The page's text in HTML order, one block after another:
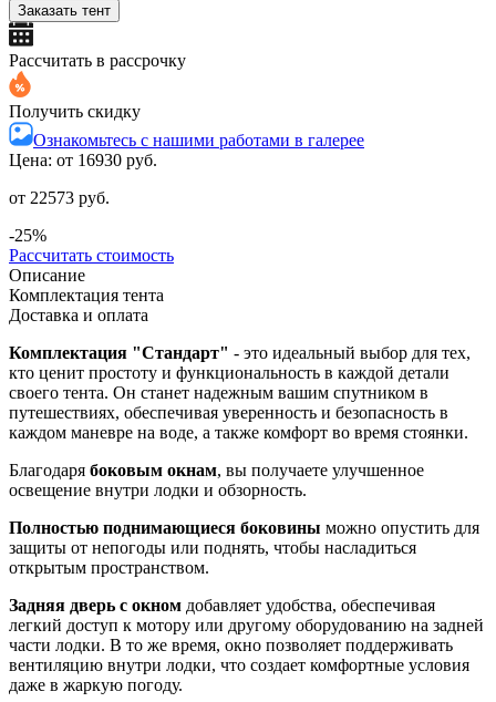
Заказать тент
Рассчитать в рассрочку
Получить скидку
Ознакомьтесь с нашими работами в галерее
Цена: от 16930 руб.
от 22573 руб.
-25%
Рассчитать стоимость
Описание
Комплектация тента
Доставка и оплата
Комплектация "Стандарт" - это идеальный выбор для тех,
кто ценит простоту и функциональность в каждой детали
своего тента. Он станет надежным вашим спутником в
путешествиях, обеспечивая уверенность и безопасность в
каждом маневре на воде, а также комфорт во время стоянки.
Благодаря боковым окнам, вы получаете улучшенное
освещение внутри лодки и обзорность.
Полностью поднимающиеся боковины можно опустить для
защиты от непогоды или поднять, чтобы насладиться
открытым пространством.
Задняя дверь с окном добавляет удобства, обеспечивая
легкий доступ к мотору или другому оборудованию на задней
части лодки. В то же время, окно позволяет поддерживать
вентиляцию внутри лодки, что создает комфортные условия
даже в жаркую погоду.